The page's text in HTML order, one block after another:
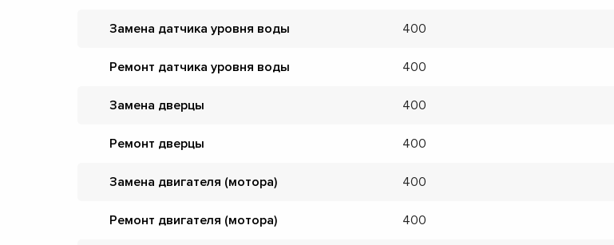
Замена датчика уровня воды 400
Ремонт датчика уровня воды 400
Замена дверцы 400
Ремонт дверцы 400
Замена двигателя (мотора) 400
Ремонт двигателя (мотора) 400